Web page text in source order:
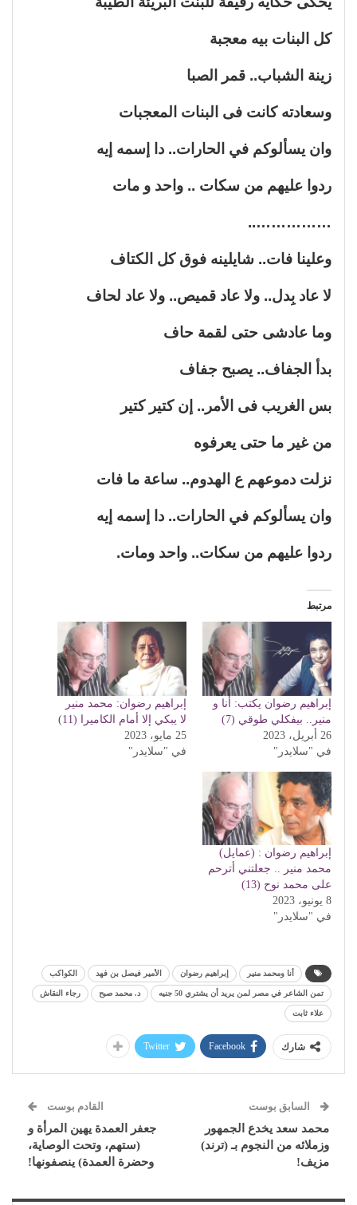
كل البنات بيه معجبة
زينة الشباب.. قمر الصبا
وسعادته كانت فى البنات المعجبات
وان يسألوكم في الحارات.. دا إسمه إيه
ردوا عليهم من سكات .. واحد و مات
……………..
وعلينا فات.. شايلينه فوق كل الكتاف
لا عاد بِدل.. ولا عاد قميص.. ولا عاد لحاف
وما عادشى حتى لقمة حاف
بدأ الجفاف.. يصبح جفاف
بس الغريب فى الأمر.. إن كتير كتير
من غير ما حتى يعرفوه
نزلت دموعهم ع الهدوم.. ساعة ما فات
وان يسألوكم في الحارات.. دا إسمه إيه
ردوا عليهم من سكات.. واحد ومات.
مرتبط
إبراهيم رضوان يكتب: أنا و
منير.. بيفكلي طوقي (7)
26 أبريل، 2023
في "سلايدر"
إبراهيم رضوان: محمد منير
لا يبكي إلا أمام الكاميرا (11)
25 مايو، 2023
في "سلايدر"
إبراهيم رضوان : (عمايل)
محمد منير .. جعلتني أترحم
على محمد نوح (13)
8 يونيو، 2023
في "سلايدر"
أنا ومحمد منير إبراهيم رضوان الأمير فيصل بن فهد الكواكب
تمن الشاعر في مصر لمن يريد أن يشتري 50 جنيه د. محمد صبح رجاء النقاش
علاء ثابت
شارك Facebook
Twitter
السابق بوست
محمد سعد يخدع الجمهور
وزملائه من النجوم بـ (ترند)
مزيف!
القادم بوست
جعفر العمدة يهين المرأة و
(ستهم، وتحت الوصاية،
وحضرة العمدة) ينصفونها!